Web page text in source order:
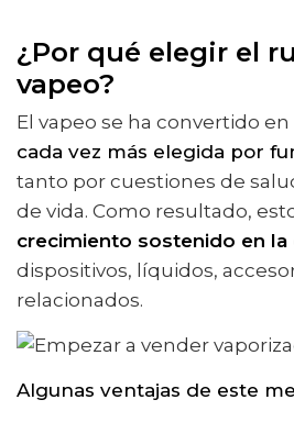
¿Por qué elegir el
vapeo?
El vapeo se ha convertido en
cada vez más elegida por
tanto por cuestiones de
de vida. Como resultado,
crecimiento sostenido en la
dispositivos, líquidos,
relacionados.
Algunas ventajas de este